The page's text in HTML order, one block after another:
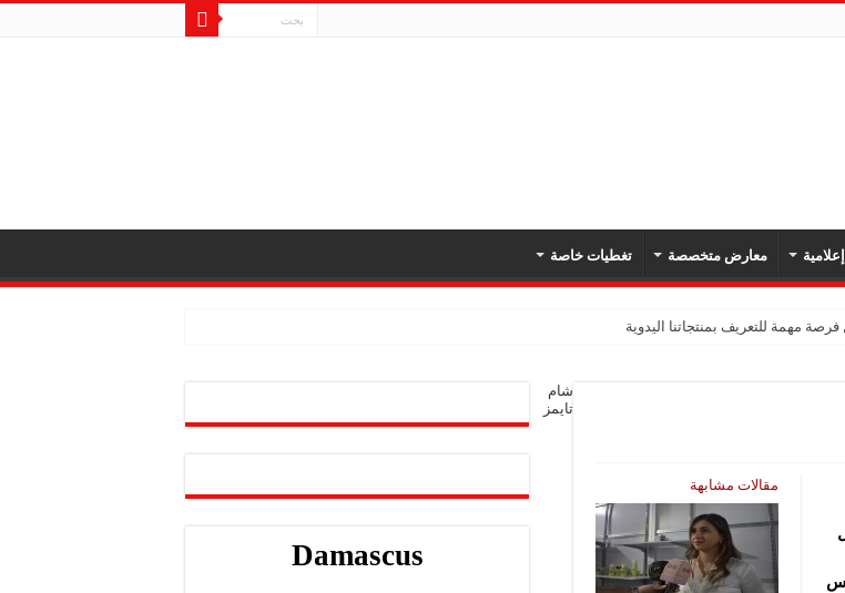
معارض متخصصة تغطيات خاصة
مهمة للتعريف بمنتجاتنا اليدوية
مقالات مشابهة
Damascus
شام
تايمز